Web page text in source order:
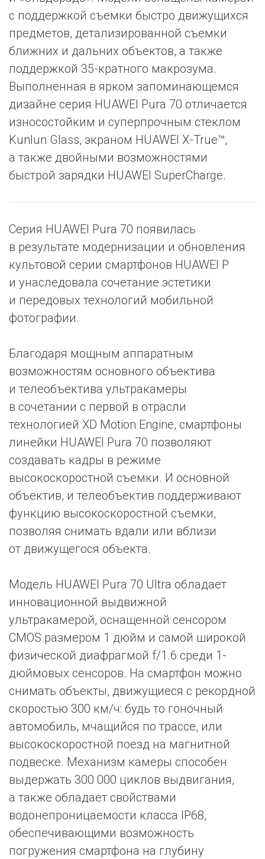
с поддержкой съемки быстро движущихся
предметов, детализированной съемки
ближних и дальних объектов, а также
поддержкой 35-кратного макрозума.
Выполненная в ярком запоминающемся
дизайне серия HUAWEI Pura 70 отличается
износостойким и суперпрочным стеклом
Kunlun Glass, экраном HUAWEI X-True™,
а также двойными возможностями
быстрой зарядки HUAWEI SuperCharge.
Серия HUAWEI Pura 70 появилась
в результате модернизации и обновления
культовой серии смартфонов HUAWEI P
и унаследовала сочетание эстетики
и передовых технологий мобильной
фотографии.
Благодаря мощным аппаратным
возможностям основного объектива
и телеобъектива ультракамеры
в сочетании с первой в отрасли
технологией XD Motion Engine, смартфоны
линейки HUAWEI Pura 70 позволяют
создавать кадры в режиме
высокоскоростной съемки. И основной
объектив, и телеобъектив поддерживают
функцию высокоскоростной съемки,
позволяя снимать вдали или вблизи
от движущегося объекта.
Модель HUAWEI Pura 70 Ultra обладает
инновационной выдвижной
ультракамерой, оснащенной сенсором
CMOS размером 1 дюйм и самой широкой
физической диафрагмой f/1.6 среди 1-
дюймовых сенсоров. На смартфон можно
снимать объекты, движущиеся с рекордной
скоростью 300 км/ч: будь то гоночный
автомобиль, мчащийся по трассе, или
высокоскоростной поезд на магнитной
подвеске. Механизм камеры способен
выдержать 300 000 циклов выдвигания,
а также обладает свойствами
водонепроницаемости класса IP68,
обеспечивающими возможность
погружения смартфона на глубину